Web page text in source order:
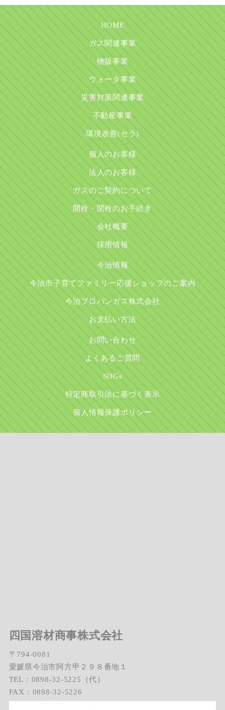
HOME
ガス関連事業
物販事業
ウォータ事業
災害対策関連事業
不動産事業
環境改善(セラ)
個人のお客様
法人のお客様
ガスのご契約について
開栓・閉栓のお手続き
会社概要
採用情報
今治情報
今治市子育てファミリー応援ショップのご案内
今治プロパンガス株式会社
お支払い方法
お問い合わせ
よくあるご質問
SDGs
特定商取引法に基づく表示
個人情報保護ポリシー
四国溶材商事株式会社
〒794-0081
愛媛県今治市阿方甲２９８番地１
TEL：0898-32-5225（代）
FAX：0898-32-5226